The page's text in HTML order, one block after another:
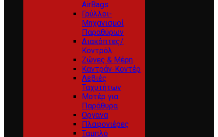
AirBags
Γρύλλοι-
Μηχανισμοί
Παραθύρων
Διακόπτες/
Κοντρόλ
Ζώνες & Μέρη
Καντράν-Κοντέρ
Λεβιές
Ταχυτήτων
Μοτέρ για
Παράθυρα
Οργανα
Πλαφονιέρες
Ταμπλό